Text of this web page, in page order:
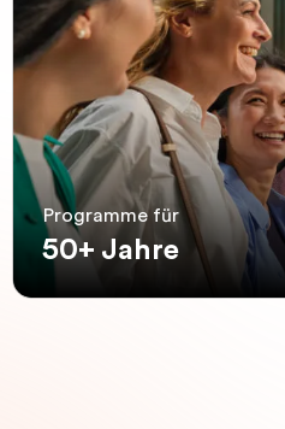
Programme für
50+ Jahre